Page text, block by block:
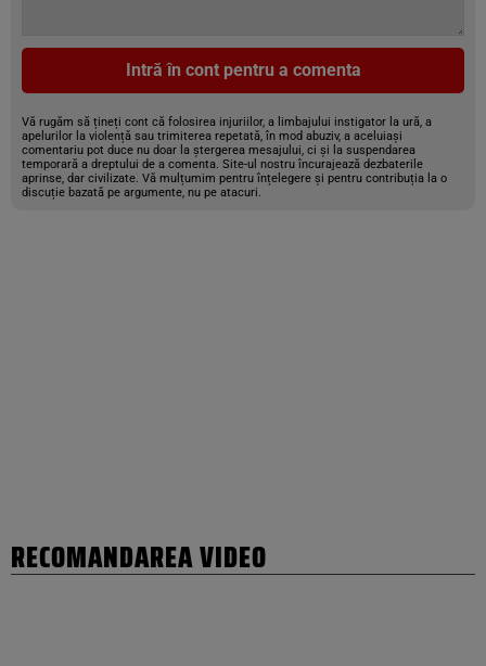
Intră în cont pentru a comenta
Vă rugăm să țineți cont că folosirea injuriilor, a limbajului instigator la ură, a
apelurilor la violență sau trimiterea repetată, în mod abuziv, a aceluiași
comentariu pot duce nu doar la ștergerea mesajului, ci și la suspendarea
temporară a dreptului de a comenta. Site-ul nostru încurajează dezbaterile
aprinse, dar civilizate. Vă mulțumim pentru înțelegere și pentru contribuția la o
discuție bazată pe argumente, nu pe atacuri.
RECOMANDAREA VIDEO